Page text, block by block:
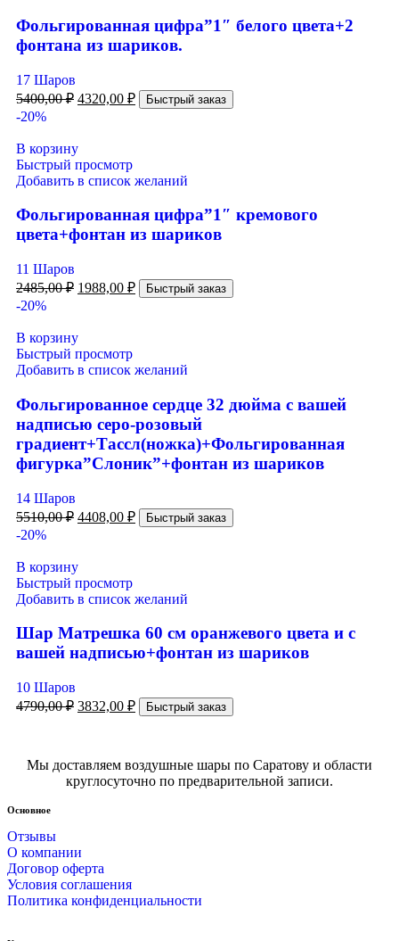
Фольгированная цифра”1″ белого цвета+2
фонтана из шариков.
17 Шаров
5400,00₽ 4320,00 ₽ Быстрый заказ
-20%
В корзину
Быстрый просмотр
Добавить в список желаний
Фольгированная цифра”1″ кремового
цвета+фонтан из шариков
11 Шаров
2485,00₽ 1988,00 ₽ Быстрый заказ
-20%
В корзину
Быстрый просмотр
Добавить в список желаний
Фольгированное сердце 32 дюйма с вашей
надписью серо-розовый
градиент+Тассл(ножка)+Фольгированная
фигурка”Слоник”+фонтан из шариков
14 Шаров
5510,00₽ 4408,00 ₽ Быстрый заказ
-20%
В корзину
Быстрый просмотр
Добавить в список желаний
Шар Матрешка 60 см оранжевого цвета и с
вашей надписью+фонтан из шариков
10 Шаров
4790,00₽ 3832,00 ₽ Быстрый заказ
Мы доставляем воздушные шары по Саратову и области
круглосуточно по предварительной записи.
Основное
Отзывы
О компании
Договор оферта
Условия соглашения
Политика конфиденциальности